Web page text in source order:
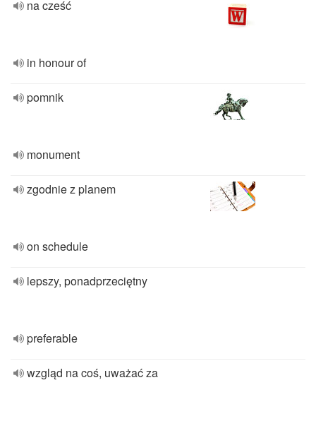
na cześć
in honour of
pomnik
monument
zgodnie z planem
on schedule
lepszy, ponadprzeciętny
preferable
wzgląd na coś, uważać za